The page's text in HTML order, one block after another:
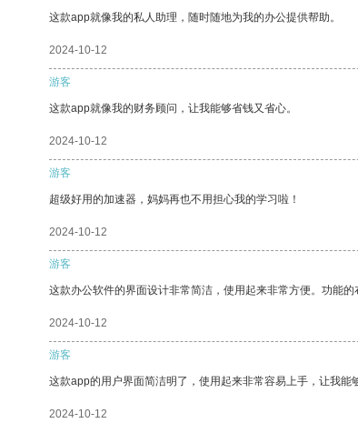
这款app就像我的私人助理，随时随地为我的办公提供帮助。
2024-10-12
游客
这款app就像我的财务顾问，让我能够省钱又省心。
2024-10-12
游客
超级好用的加速器，妈妈再也不用担心我的学习啦！
2024-10-12
游客
这款办公软件的界面设计非常简洁，使用起来非常方便。功能的
2024-10-12
游客
这款app的用户界面简洁明了，使用起来非常容易上手，让我能
2024-10-12